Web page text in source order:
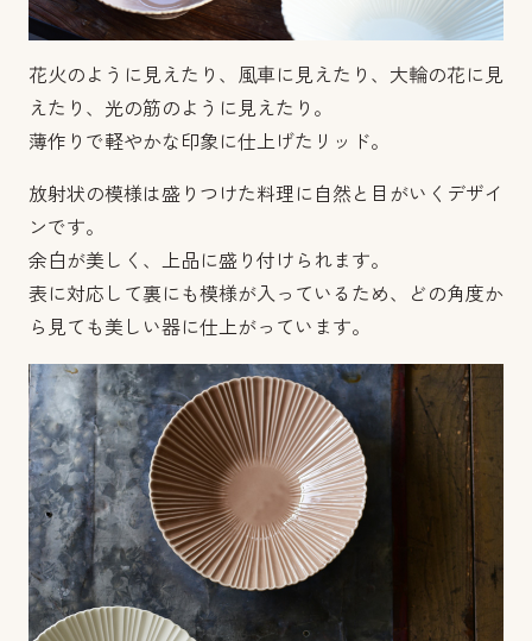
花火のように見えたり、風車に見えたり、大輪の花に見
えたり、光の筋のように見えたり。
薄作りで軽やかな印象に仕上げたリッド。
放射状の模様は盛りつけた料理に自然と目がいくデザイ
ンです。
余白が美しく、上品に盛り付けられます。
表に対応して裏にも模様が入っているため、どの角度か
ら見ても美しい器に仕上がっています。